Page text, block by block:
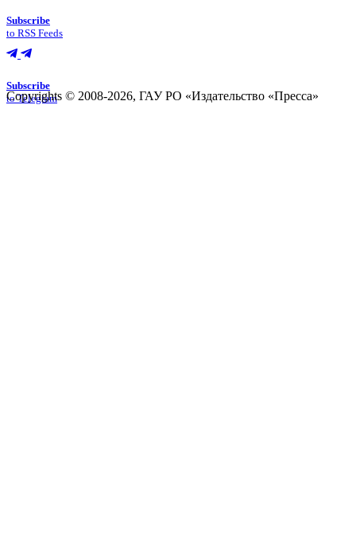
Subscribe
to RSS Feeds
Subscribe
to Telegram
Copyrights © 2008-2026, ГАУ РО «Издательство «Пресса»